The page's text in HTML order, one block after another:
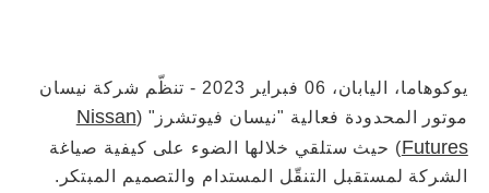
يوكوهاما، اليابان، 06 فبراير 2023 - تنظّم شركة نيسان
موتور المحدودة فعالية "نيسان فيوتشرز" (Nissan
Futures) حيث ستلقي خلالها الضوء على كيفية صياغة
الشركة لمستقبل التنقّل المستدام والتصميم المبتكر.